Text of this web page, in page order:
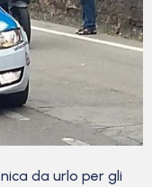
da urlo per gli